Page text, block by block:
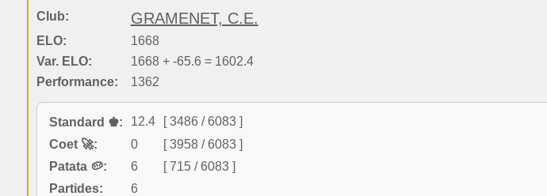
Club: GRAMENET, C.E.
ELO:
1668
Var. ELO:
1668 + -65.6 = 1602.4
Performance:
1362
Standard ♚: 12.4
[ 3486 / 6083 ]
Coet 🚀:
0
[ 3958 / 6083 ]
Patata 🥔:
6
[ 715 / 6083 ]
Partides:
6